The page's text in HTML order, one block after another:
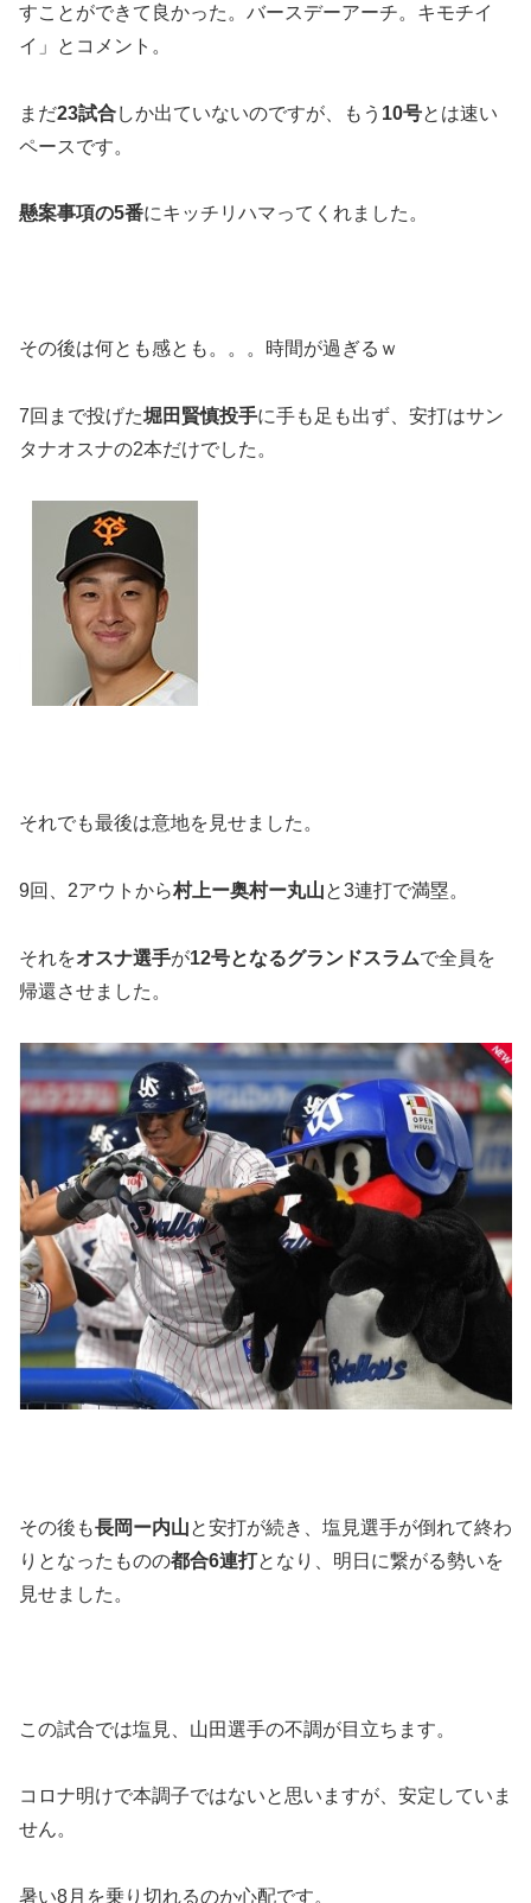
すことができて良かった。バースデーアーチ。キモチイ
イ」とコメント。
まだ23試合しか出ていないのですが、もう 10号とは速い
ペースです。
懸案事項の5番にキッチリハマってくれました。
その後は何とも感とも。。。時間が過ぎるｗ
7回まで投げた堀田賢慎投手に手も足も出ず、安打はサン
タナオスナの2本だけでした。
それでも最後は意地を見せました。
9回、2アウトから村上ー奥村ー丸山と3連打で満塁。
それをオスナ選手が12号となるグランドスラムで全員を
帰還させました。
その後も長岡ー内山と安打が続き、塩見選手が倒れて終わ
りとなったものの都合6連打となり、明日に繋がる勢いを
見せました。
この試合では塩見、山田選手の不調が目立ちます。
コロナ明けで本調子ではないと思いますが、安定していま
せん。
暑い8月を乗り切れるのか心配です。